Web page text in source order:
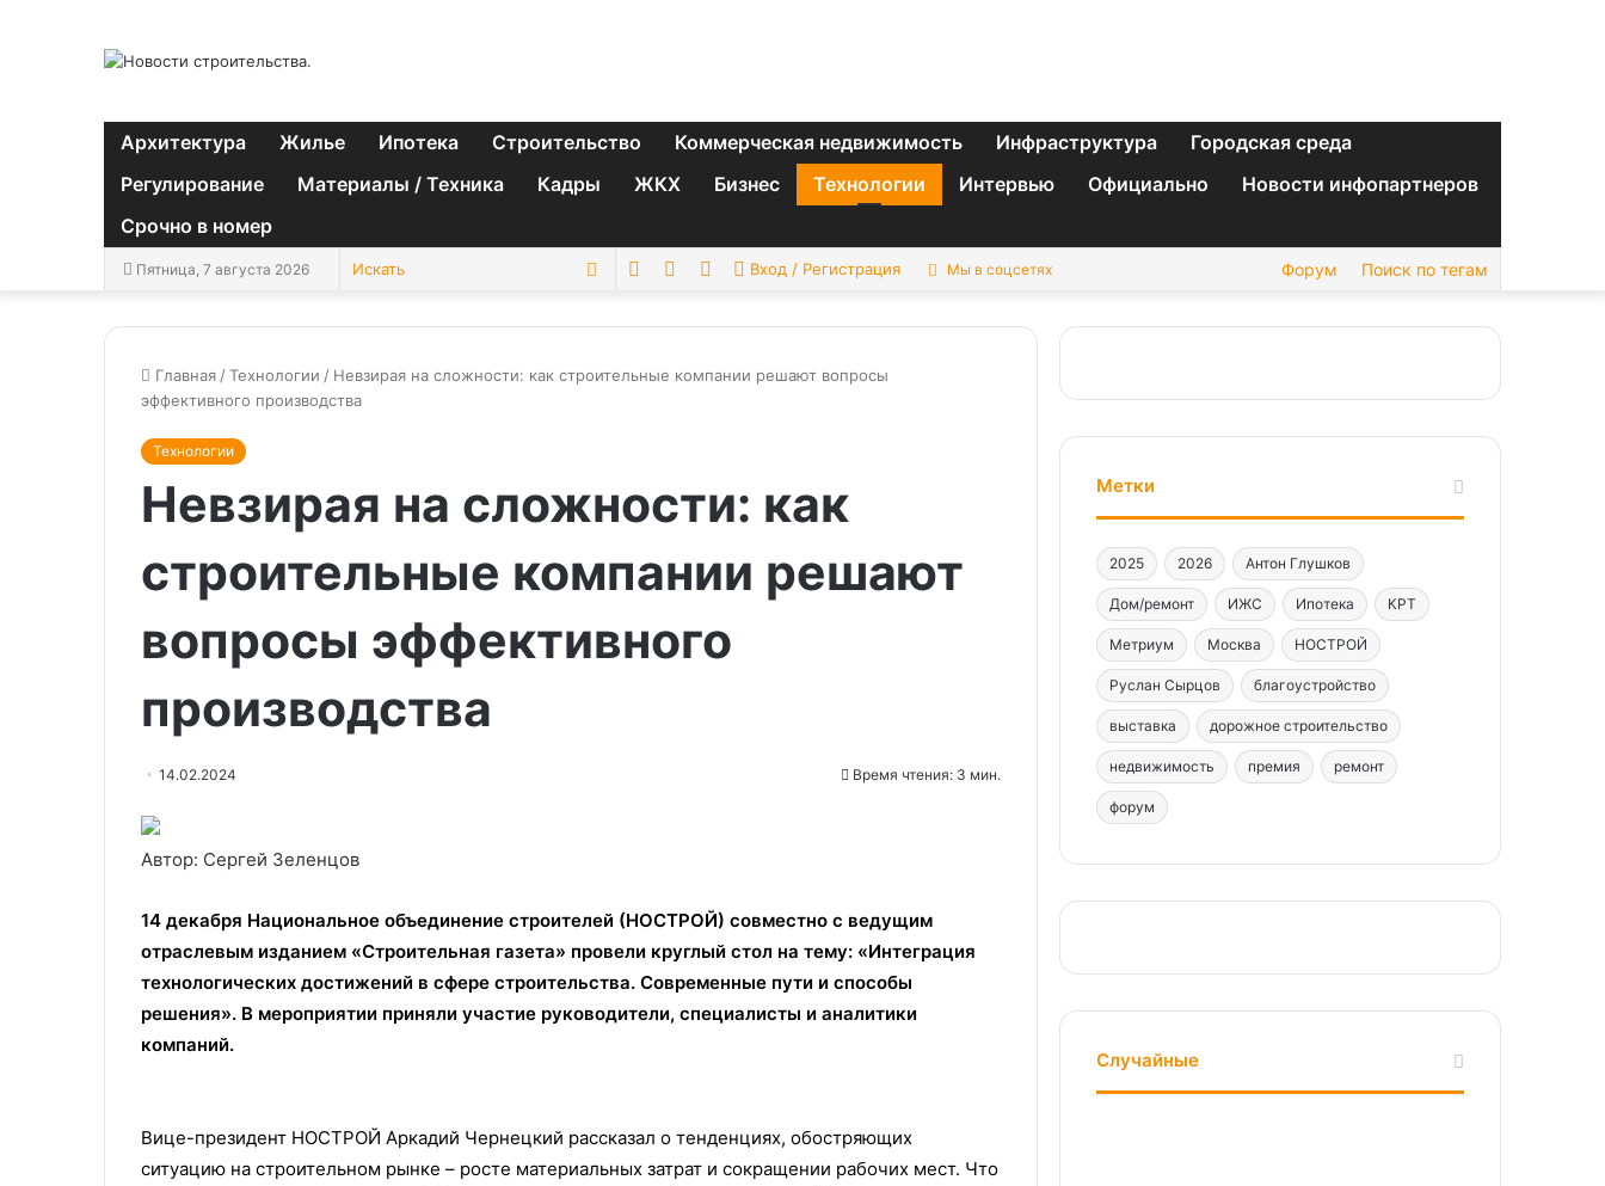
Архитектура Жилье Ипотека Строительство Коммерческая недвижимость Инфраструктура
Городская среда
Регулирование
Материалы / Техника Кадры ЖКХ Бизнес Технологии Интервью Официально
Новости инфопартнеров
Срочно в номер
Пятница, 7 августа 2026 Искать SwitchSidebarСлучайная
Вход / Регистрация Мы в соцсетях Форум Поиск по тегам
Главная /Технологии / Невзирая на сложности: как строительные компании решают вопросы
эффективного производства
Технологии
Невзирая на сложности: как
строительные компании решают
вопросы эффективного
производства
14.02.2024 Время чтения: 3 мин.
Автор: Сергей Зеленцов
14 декабря Национальное объединение строителей (НОСТРОЙ) совместно с ведущим
отраслевым изданием «Строительная газета» провели круглый стол на тему: «Интеграция
технологических достижений в сфере строительства. Современные пути и способы
решения». В мероприятии приняли участие руководители, специалисты и аналитики
компаний.
Вице-президент НОСТРОЙ Аркадий Чернецкий рассказал о тенденциях, обостряющих
ситуацию на строительном рынке – росте материальных затрат и сокращении рабочих мест. Что
Метки
2025 2026 Антон Глушков
Дом/ремонт ИЖС Ипотека КРТ
Метриум Москва НОСТРОЙ
Руслан Сырцов благоустройство
выставка дорожное строительство
недвижимость премия ремонт
форум
Случайные